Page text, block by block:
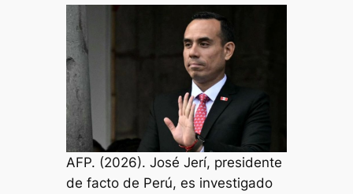
AFP. (2026). José Jerí, presidente
de facto de Perú, es investigado